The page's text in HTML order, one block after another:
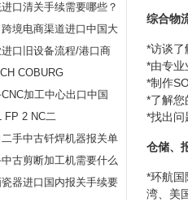
口清关手续需要哪些？
境电商渠道进口中国大
口旧设备流程/港口商
COBURG
加工中心出口中国
FP 2 NC二
手中古钎焊机器报关单
古剪断加工机需要什么
器进口国内报关手续要
综合物
*访谈了
*由专业
*制作
*了解您
*找出问
仓储、
*环航国
湾、美